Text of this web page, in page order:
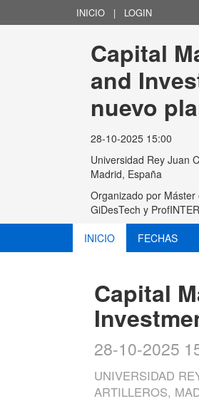
INICIO | LOGIN
Capital
and
nuevo
28-10-2025 15:00
Universidad Rey Juan
Madrid, España
Organizado por Máster
GiDesTech y ProfINTER
INICIO
FECHAS
Capital
28-10-2025
UNIVERSIDAD
ARTILLEROS,